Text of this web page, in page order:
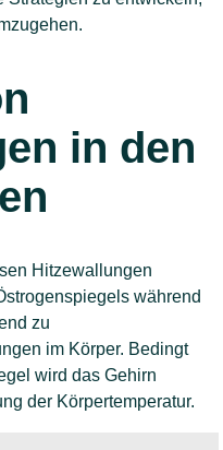
in den
Hitzewallungen
während
zu
im Körper. Bedingt
wird das Gehirn
der Körpertemperatur.